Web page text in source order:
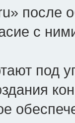
после
с
под